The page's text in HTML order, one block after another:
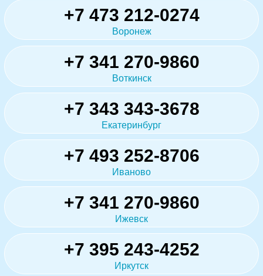
+7 473 212-0274
Воронеж
+7 341 270-9860
Воткинск
+7 343 343-3678
Екатеринбург
+7 493 252-8706
Иваново
+7 341 270-9860
Ижевск
+7 395 243-4252
Иркутск